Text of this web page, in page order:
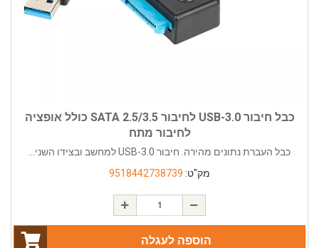
כבל חיבור USB-3.0 לחיבור SATA 2.5/3.5 כולל אופציה
לחיבור מתח
כבל העברת נתונים מהירה. חיבור USB-3.0 למחשב ובצידו השני...
מק"ט: 9518442738739
הוספה לעגלה